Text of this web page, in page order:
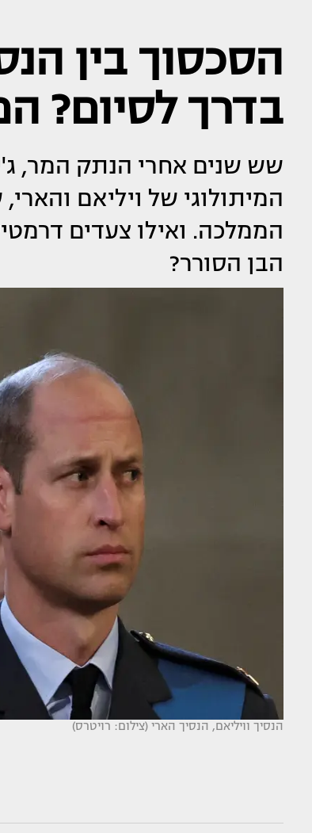
הסכסוך בין
בדרך לסיום?
שש שנים אחרי הנתק המר,
המיתולוגי של ויליאם
הממלכה. ואילו צעדים
הבן הסורר?
הנסיך וויליאם, הנסיך הארי (צילום: רויטרס)